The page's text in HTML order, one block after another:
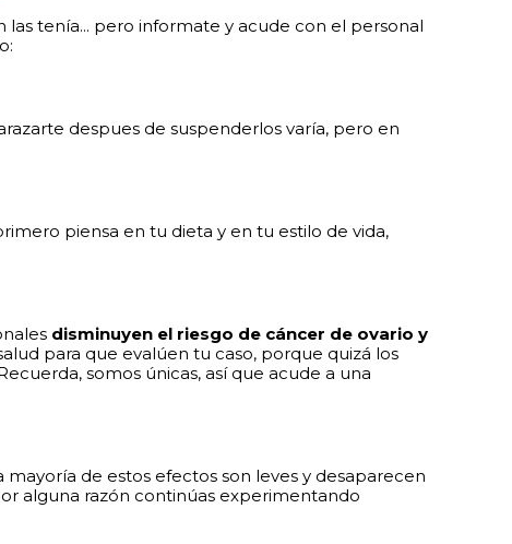
tenía... pero informate y acude con el personal
despues de suspenderlos varía, pero en
piensa en tu dieta y en tu estilo de vida,
disminuyen el riesgo de cáncer de ovario y
para que evalúen tu caso, porque quizá los
somos únicas, así que acude a una
de estos efectos son leves y desaparecen
alguna razón continúas experimentando